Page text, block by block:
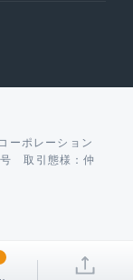
ーポレーション
取引態様：仲